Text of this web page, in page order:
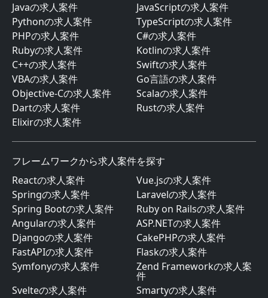
Javaの求人案件
JavaScriptの求人案件
Pythonの求人案件
TypeScriptの求人案件
PHPの求人案件
C#の求人案件
Rubyの求人案件
Kotlinの求人案件
C++の求人案件
Swiftの求人案件
VBAの求人案件
Go言語の求人案件
Objective-Cの求人案件
Scalaの求人案件
Dartの求人案件
Rustの求人案件
Elixirの求人案件
フレームワークから求人案件を探す
Reactの求人案件
Vue.jsの求人案件
Springの求人案件
Laravelの求人案件
Spring Bootの求人案件
Ruby on Railsの求人案件
Angularの求人案件
ASP.NETの求人案件
Djangoの求人案件
CakePHPの求人案件
FastAPIの求人案件
Flaskの求人案件
Symfonyの求人案件
Zend Frameworkの求人案
件
Svelteの求人案件
Smartyの求人案件